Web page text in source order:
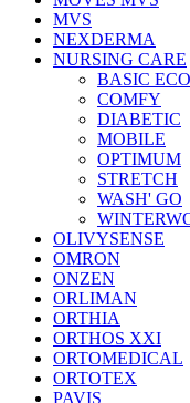
MVS
NEXDERMA
NURSING CARE
BASIC
COMFY
DIABETIC
MOBILE
OPTIMUM
STRETCH
WASH' GO
OLIVYSENSE
OMRON
ONZEN
ORLIMAN
ORTHIA
ORTHOS XXI
ORTOMEDICAL
ORTOTEX
PAVIS